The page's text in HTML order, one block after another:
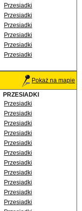
Przesiadki
Przesiadki
Przesiadki
Przesiadki
Przesiadki
Przesiadki
Pokaż na mapie
PRZESIADKI
Przesiadki
Przesiadki
Przesiadki
Przesiadki
Przesiadki
Przesiadki
Przesiadki
Przesiadki
Przesiadki
Przesiadki
Przesiadki